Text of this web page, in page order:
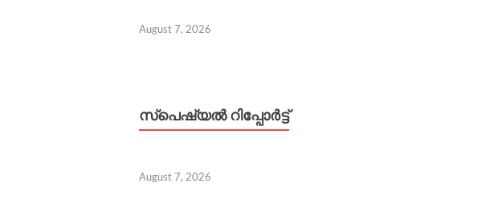
August 7, 2026
സ്പെഷ്യൽ റിപ്പോര്‍ട്ട്
August 7, 2026